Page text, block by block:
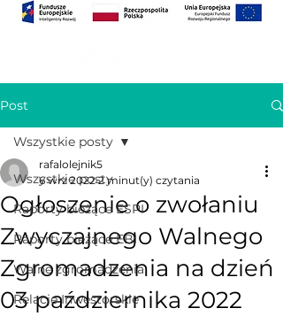
Post
Wszystkie posty
Raporty bieżące ESPI
Raporty bieżące EBI
Walne zgromadzenia
Relacje Inwestorskie
Wszystkie posty
Ogłoszenie o zwołaniu
Zwyczajnego Walnego
Zgromadzenia na dzień
03 października 2022
rafalolejnik5
6 wrz 2022 2 minut(y) czytania